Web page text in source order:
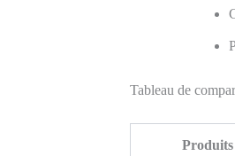
Tableau de
Produits